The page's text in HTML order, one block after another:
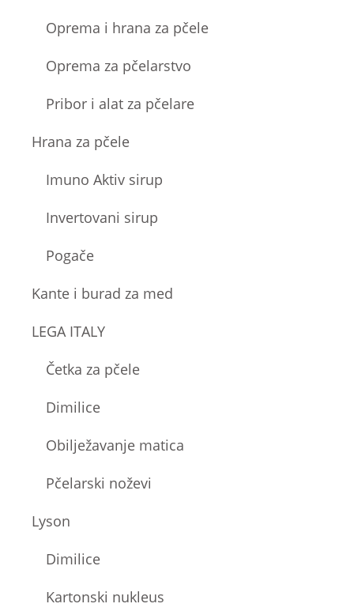
Oprema i hrana za pčele
Oprema za pčelarstvo
Pribor i alat za pčelare
Hrana za pčele
Imuno Aktiv sirup
Invertovani sirup
Pogače
Kante i burad za med
LEGA ITALY
Četka za pčele
Dimilice
Obilježavanje matica
Pčelarski noževi
Lyson
Dimilice
Kartonski nukleus